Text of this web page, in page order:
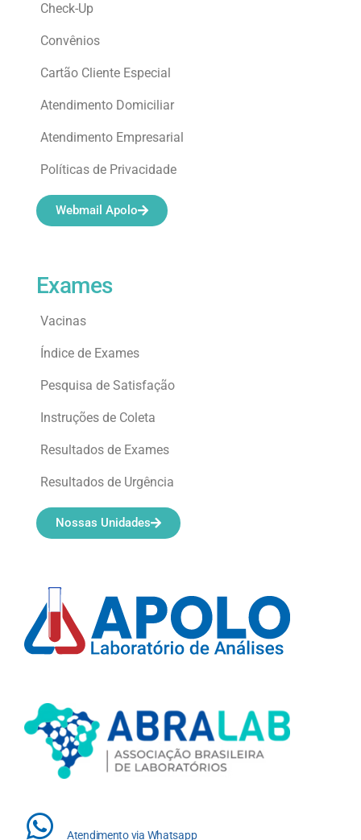
Atendimento via Whatsapp
Exames
Vacinas
Índice de Exames
Pesquisa de Satisfação
Instruções de Coleta
Resultados de Exames
Resultados de Urgência
Nossas Unidades
Check-Up
Convênios
Cartão Cliente Especial
Atendimento Domiciliar
Atendimento Empresarial
Políticas de Privacidade
Webmail Apolo